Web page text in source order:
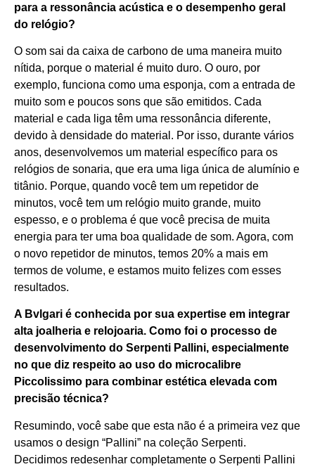
para a ressonância acústica e o desempenho geral
do relógio?
O som sai da caixa de carbono de uma maneira muito
nítida, porque o material é muito duro. O ouro, por
exemplo, funciona como uma esponja, com a entrada de
muito som e poucos sons que são emitidos. Cada
material e cada liga têm uma ressonância diferente,
devido à densidade do material. Por isso, durante vários
anos, desenvolvemos um material específico para os
relógios de sonaria, que era uma liga única de alumínio e
titânio. Porque, quando você tem um repetidor de
minutos, você tem um relógio muito grande, muito
espesso, e o problema é que você precisa de muita
energia para ter uma boa qualidade de som. Agora, com
o novo repetidor de minutos, temos 20% a mais em
termos de volume, e estamos muito felizes com esses
resultados.
A Bvlgari é conhecida por sua expertise em integrar
alta joalheria e relojoaria. Como foi o processo de
desenvolvimento do Serpenti Pallini, especialmente
no que diz respeito ao uso do microcalibre
Piccolissimo para combinar estética elevada com
precisão técnica?
Resumindo, você sabe que esta não é a primeira vez que
usamos o design “Pallini” na coleção Serpenti.
Decidimos redesenhar completamente o Serpenti Pallini